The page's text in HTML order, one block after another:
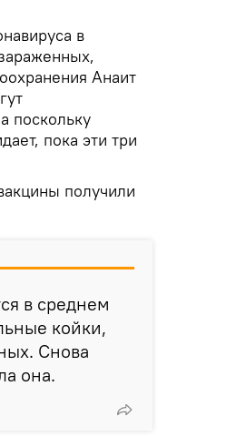
в
Анаит
поскольку
пока эти три
получили
в среднем
койки,
Снова
она.